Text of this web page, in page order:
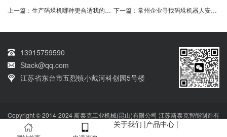
上一篇： 生产码垛机哪种更合适我的工厂 下一篇： 常州企业寻找码垛机器人安装服务
13915759590
Stack@qq.com
江苏省东台市五烈镇小戴河科创园5号楼
Copyright © 2014-2024 斯泰克工业机械(昆山)有限公司 江苏斯泰克智能制造有
限公司 版权所有
技术支持：qq670136485网站备案号：苏ICP备2022032664
关于我们 |产品中心 |